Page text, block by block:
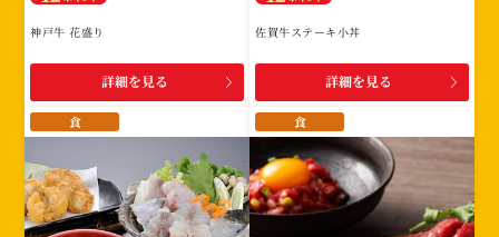
神戸牛 花盛り
詳細を見る
佐賀牛ステーキ小丼
詳細を見る
食 食